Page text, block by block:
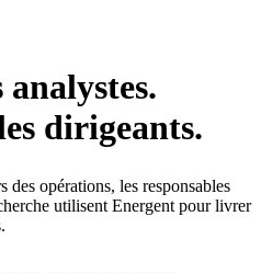
dirigeants.
opérations, les responsables
utilisent Energent pour livrer